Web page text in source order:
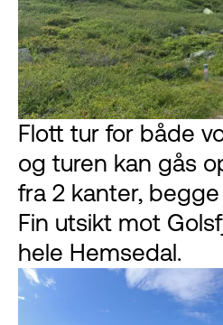
Flott tur for både
og turen kan gås
fra 2 kanter,
Fin utsikt mot
hele Hemsedal.